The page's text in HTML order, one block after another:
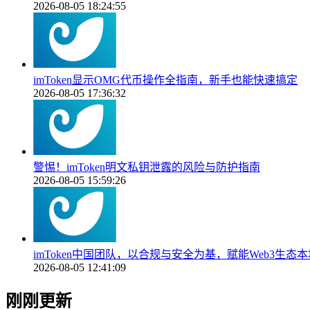
2026-08-05 18:24:55
imToken显示OMG代币操作全指南，新手也能快速搞定
2026-08-05 17:36:32
警惕！imToken明文私钥泄露的风险与防护指南
2026-08-05 15:59:26
imToken中国团队，以合规与安全为基，赋能Web3生态
2026-08-05 12:41:09
刚刚更新